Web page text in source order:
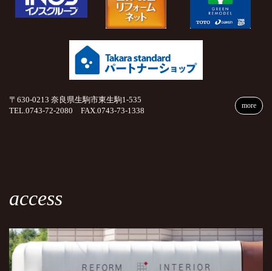
〒630-0213 奈良県生駒市東生駒1-535
TEL.0743-72-2080 FAX.0743-73-1338
more
access